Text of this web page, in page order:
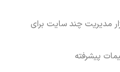
مدیریت چند سایت برای
پیشرفته